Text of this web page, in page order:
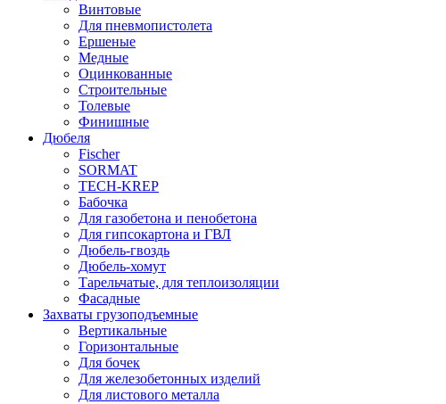
Винтовые
Для пневмопистолета
Ершеные
Медные
Оцинкованные
Строительные
Толевые
Финишные
Дюбеля
Fischer
SORMAT
TECH-KREP
Бабочка
Для газобетона и пенобетона
Для гипсокартона и ГВЛ
Дюбель-гвоздь
Дюбель-хомут
Тарельчатые, для теплоизоляции
Фасадные
Захваты грузоподъемные
Вертикальные
Горизонтальные
Для бочек
Для железобетонных изделий
Для листового металла